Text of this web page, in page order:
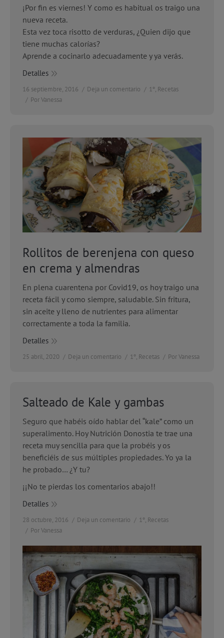
¡Por fin es viernes! Y como es habitual os traigo una
nueva receta.
Esta vez toca risotto de verduras, ¿Quien dijo que
tiene muchas calorías?
Aprende a cocinarlo adecuadamente y ya verás.
Detalles
16 septiembre, 2016 Deja un comentario 1º, Recetas
PorVanessa
Rollitos de berenjena con queso
en crema y almendras
En plena cuarentena por Covid19, os hoy traigo una
receta fácil y como siempre, saludable. Sin fritura,
sin aceite y lleno de nutrientes para alimentar
correctamente a toda la familia.
Detalles
25 abril, 2020 Deja un comentario 1º, Recetas PorVanessa
Salteado de Kale y gambas
Seguro que habéis oído hablar del “kale” como un
superalimento. Hoy Nutrición Donostia te trae una
receta muy sencilla para que la probéis y os
beneficiéis de sus múltiples propiedades. Yo ya la
he probado… ¿Y tu?
¡¡No te pierdas los comentarios abajo!!
Detalles
28 octubre, 2016 Deja un comentario 1º, Recetas
PorVanessa